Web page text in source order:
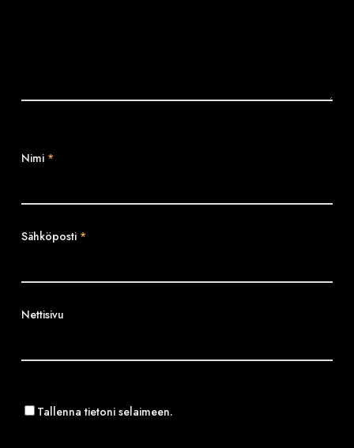
Nimi *
Sähköposti *
Nettisivu
Tallenna tietoni selaimeen.